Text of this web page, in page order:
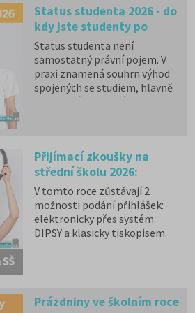
přijímacích zkoušek.
Status studenta 2026 - do
kdy jste studenty po
maturitě?
Status studenta není
samostatný právní pojem. V
praxi znamená souhrn výhod
spojených se studiem, hlavně
zdravotní pojištění hrazené
Přijímací zkoušky na
střední školu 2026:
termíny, jak vybrat SŠ, co
potřebujete vědět k
přijímacím zkouškám
V tomto roce zůstávají 2
možnosti podání přihlášek:
elektronicky přes systém
DIPSY a klasicky tiskopisem.
Zůstávají sjednocené termíny
možné podat až 3 přihlášky
Prázdniny ve školním roce